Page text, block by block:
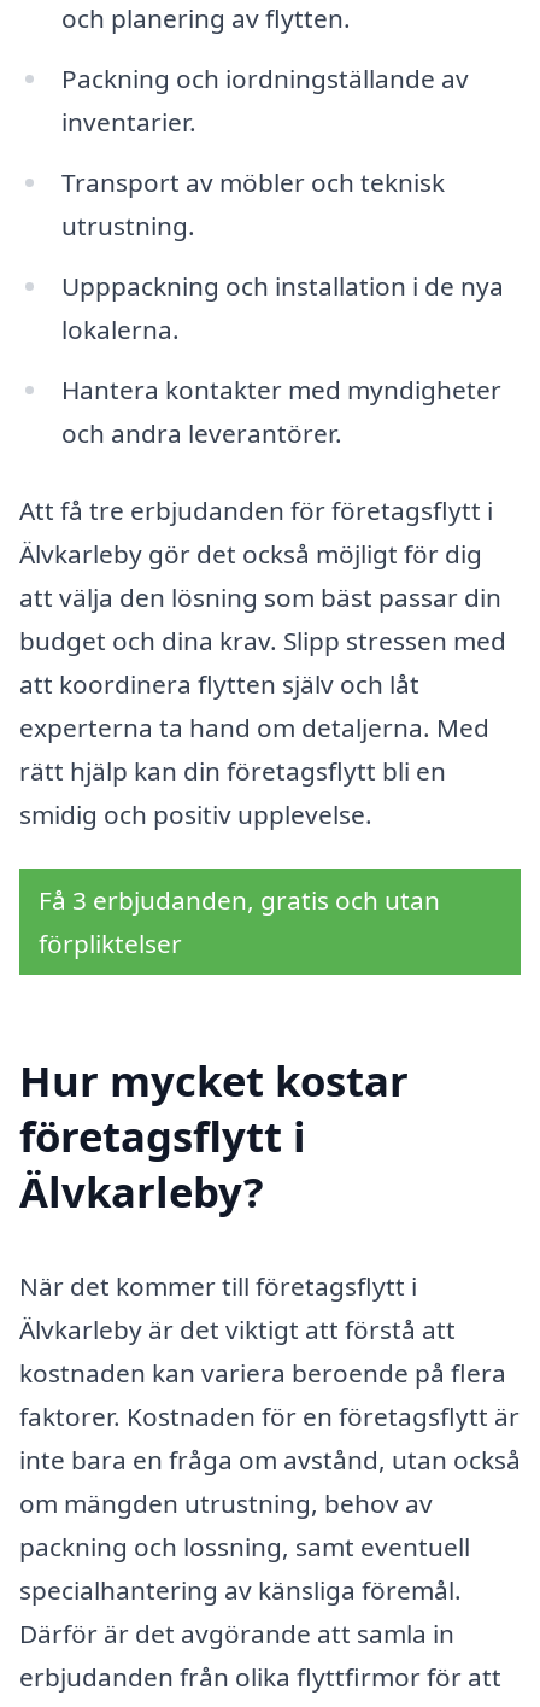
och planering av flytten.
Packning och iordningställande av
inventarier.
Transport av möbler och teknisk
utrustning.
Upppackning och installation i de nya
lokalerna.
Hantera kontakter med myndigheter
och andra leverantörer.
Att få tre erbjudanden för företagsflytt i
Älvkarleby gör det också möjligt för dig
att välja den lösning som bäst passar din
budget och dina krav. Slipp stressen med
att koordinera flytten själv och låt
experterna ta hand om detaljerna. Med
rätt hjälp kan din företagsflytt bli en
smidig och positiv upplevelse.
Få 3 erbjudanden, gratis och utan
förpliktelser
Hur mycket kostar
företagsflytt i
Älvkarleby?
När det kommer till företagsflytt i
Älvkarleby är det viktigt att förstå att
kostnaden kan variera beroende på flera
faktorer. Kostnaden för en företagsflytt är
inte bara en fråga om avstånd, utan också
om mängden utrustning, behov av
packning och lossning, samt eventuell
specialhantering av känsliga föremål.
Därför är det avgörande att samla in
erbjudanden från olika flyttfirmor för att